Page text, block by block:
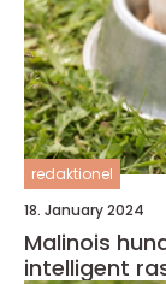
redaktionel
18. January 2024
Malinois
intelligent